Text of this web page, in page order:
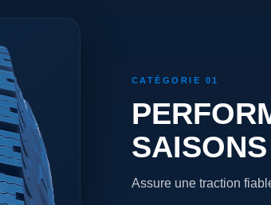
CATÉGORIE 01
SAISONS
Assure une traction